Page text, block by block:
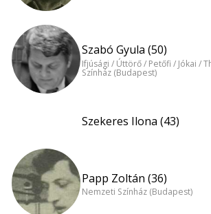
Szabó Gyula (50)
Ifjúsági / Úttörő / Petőfi / Jókai /
Színház (Budapest)
Szekeres Ilona (43)
Papp Zoltán (36)
Nemzeti Színház (Budapest)